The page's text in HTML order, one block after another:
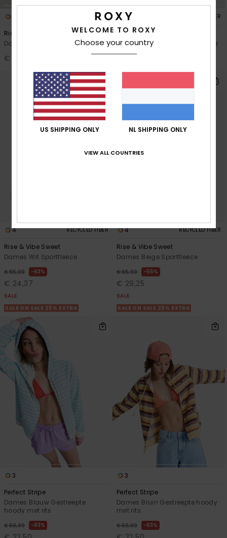
RECYCLED FIBER
Rise & Vibe Sweet
Dames Roze Sportfleece
€ 60,00
2 RECYCLED FIBER
Treasure Soul
Dames Wit Fleecetrui met Halve
4 RECYCLED FIBER
Rise & Vibe Sweet
Dames Wit Sportfleece
€ 65,00 63%
€ 24,37
SALE
SALE ON SALE 25% EXTRA
4 RECYCLED FIBER
Rise & Vibe Sweet
Dames Beige Sportfleece
€ 65,00 55%
€ 29,25
SALE
SALE ON SALE 25% EXTRA
3
Perfect Stripe
Dames Blauw Gestreepte
hoody met rits
€ 60,00 63%
3
Perfect Stripe
Dames Bruin Gestreepte hoody
met rits
€ 60,00 63%
WELCOME TO ROXY
Choose your country
US SHIPPING ONLY NL SHIPPING ONLY
VIEW ALL COUNTRIES